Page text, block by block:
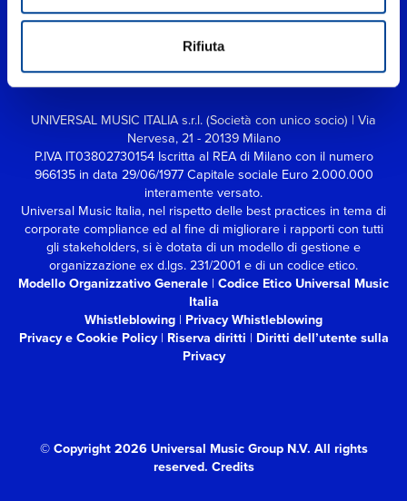
Rifiuta
UNIVERSAL MUSIC ITALIA s.r.l. (Società con unico socio) | Via
Nervesa, 21 - 20139 Milano
P.IVA IT03802730154 Iscritta al REA di Milano con il numero
966135 in data 29/06/1977Capitale sociale Euro 2.000.000
interamente versato.
Universal Music Italia, nel rispetto delle best practices in tema di
corporate compliance ed al fine di migliorare i rapporti con tutti
gli stakeholders,si è dotata di un modello di gestione e
organizzazione ex d.lgs. 231/2001 e di un codice etico.
Modello Organizzativo Generale | Codice Etico Universal Music
Italia
Whistleblowing | Privacy Whistleblowing
Privacy e Cookie Policy| Riserva diritti | Diritti dell’utente sulla
Privacy
© Copyright 2026 Universal Music Group N.V. All rights
reserved. Credits